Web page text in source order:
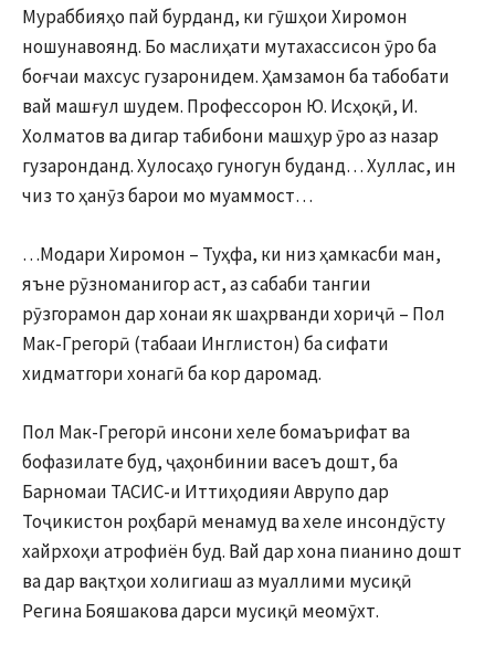
Мураббияҳо пай бурданд, ки гӯшҳои Хиромон
ношунавоянд. Бо маслиҳати мутахассисон ӯро ба
боғчаи махсус гузаронидем. Ҳамзамон ба табобати
вай машғул шудем. Профессорон Ю. Исҳоқӣ, И.
Холматов ва дигар табибони машҳур ӯро аз назар
гузаронданд. Хулосаҳо гуногун буданд… Хуллас, ин
чиз то ҳанӯз барои мо муаммост…
…Модари Хиромон – Туҳфа, ки низ ҳамкасби ман,
яъне рӯзноманигор аст, аз сабаби тангии
рӯзгорамон дар хонаи як шаҳрванди хориҷӣ – Пол
Мак-Грегорӣ (табааи Инглистон) ба сифати
хидматгори хонагӣ ба кор даромад.
Пол Мак-Грегорӣ инсони хеле бомаърифат ва
бофазилате буд, ҷаҳонбинии васеъ дошт, ба
Барномаи ТАСИС-и Иттиҳодияи Аврупо дар
Тоҷикистон роҳбарӣ менамуд ва хеле инсондӯсту
хайрхоҳи атрофиён буд. Вай дар хона пианино дошт
ва дар вақтҳои холигиаш аз муаллими мусиқӣ
Регина Бояшакова дарси мусиқӣ меомӯхт.